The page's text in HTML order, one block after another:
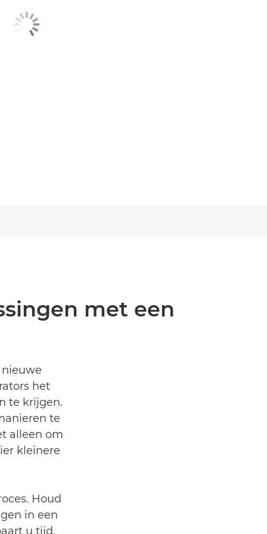
met een
het
te krijgen.
te
alleen om
kleinere
Houd
in een
u tijd,